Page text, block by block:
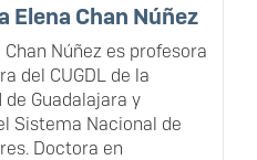
Elena Chan Núñez
Chan Núñez es profesora
del CUGDL de la
de Guadalajara y
Sistema Nacional de
Doctora en